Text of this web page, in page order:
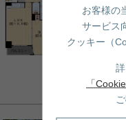
ヒ
有
丸
間
建
土
敷
お客様の
サービス
クッキー（
「